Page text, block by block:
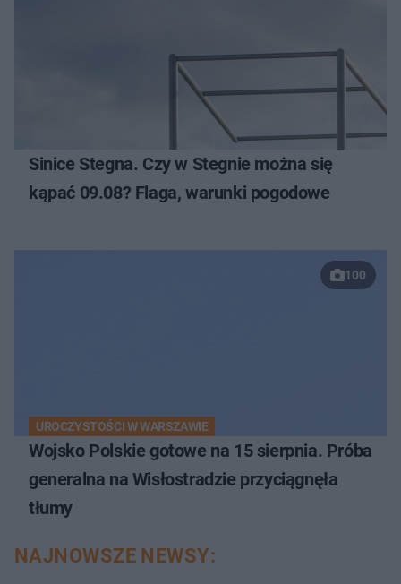
Sinice Stegna. Czy w Stegnie można się
kąpać 09.08? Flaga, warunki pogodowe
100
UROCZYSTOŚCI W WARSZAWIE
Wojsko Polskie gotowe na 15 sierpnia. Próba
generalna na Wisłostradzie przyciągnęła
tłumy
NAJNOWSZE NEWSY: